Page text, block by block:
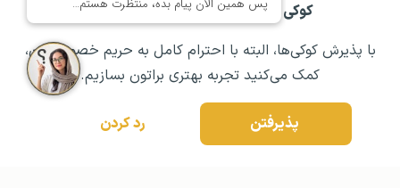
کوکی ها برای تجربه ی بهتر شما هستند!
با پذیرش کوکی‌ها، البته با احترام کامل به حریم خصوصیتون،
کمک می‌کنید تجربه بهتری براتون بسازیم.
پذیرفتن رد کردن
مشــاوره اولیه رایگان: ۰۲۱ ۴۳۰۰۰ ۰۲۱ رزرو مشاوره تخصصی